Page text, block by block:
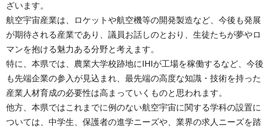
ざいます。
航空宇宙産業は、ロケットや航空機等の開発製造など、今後も発展
が期待される産業であり、議員お話しのとおり、生徒たちが夢やロ
マンを抱ける魅力ある分野と考えます。
特に、本県では、農業大学校跡地にIHIが工場を稼働するなど、今後
も先端企業の参入が見込まれ、最先端の高度な知識・技術を持った
産業人材育成の必要性は高まっていくものと思われます。
他方、本県ではこれまでに例のない航空宇宙に関する学科の設置に
ついては、中学生、保護者の進学ニーズや、業界の求人ニーズを踏